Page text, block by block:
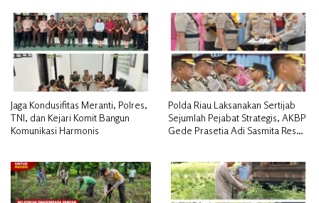
Jaga Kondusifitas Meranti, Polres,
TNI, dan Kejari Komit Bangun
Komunikasi Harmonis
Polda Riau Laksanakan Sertijab
Sejumlah Pejabat Strategis, AKBP
Gede Prasetia Adi Sasmita Resmi